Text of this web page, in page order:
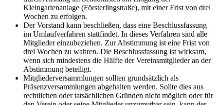
Kleingartenanlage (Försterlingstraße), mit einer Frist von drei
Wochen zu erfolgen.
Der Vorstand kann beschließen, dass eine Beschlussfassung
im Umlaufverfahren stattfindet. In dieses Verfahren sind alle
Mitglieder einzubeziehen. Zur Abstimmung ist eine Frist von
drei Wochen zu wahren. Die Beschlussfassung ist wirksam,
wenn sich mindestens die Hälfte der Vereinsmitglieder an der
Abstimmung beteiligt.
Mitgliederversammlungen sollten grundsätzlich als
Präsenzversammlungen abgehalten werden. Sollte dies aus
rechtlichen oder tatsächlichen Gründen nicht möglich oder für